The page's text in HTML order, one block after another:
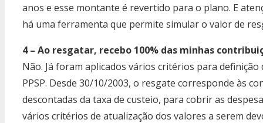
anos e esse montante é revertido para o plano. E
há uma ferramenta que permite simular o valor de
4 – Ao resgatar, recebo 100% das minhas
Não. Já foram aplicados vários critérios para
PPSP. Desde 30/10/2003, o resgate corresponde às
descontadas da taxa de custeio, para cobrir as
vários critérios de atualização dos valores a serem